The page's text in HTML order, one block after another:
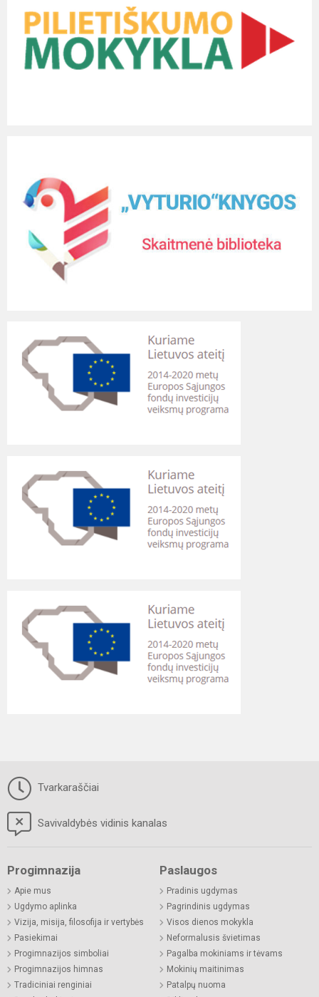
Tvarkaraščiai
Savivaldybės vidinis kanalas
Progimnazija
Apie mus
Ugdymo aplinka
Vizija, misija, filosofija ir vertybės
Pasiekimai
Progimnazijos simboliai
Progimnazijos himnas
Tradiciniai renginiai
Paslaugos
Pradinis ugdymas
Pagrindinis ugdymas
Visos dienos mokykla
Neformalusis švietimas
Pagalba mokiniams ir tėvams
Mokinių maitinimas
Patalpų nuoma